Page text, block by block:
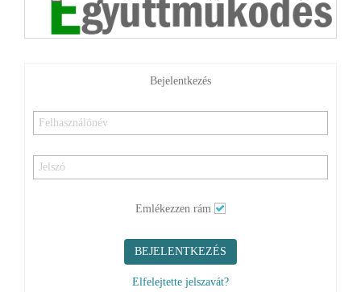
Bejelentkezés
Emlékezzen rám
BEJELENTKEZÉS
Elfelejtette jelszavát?